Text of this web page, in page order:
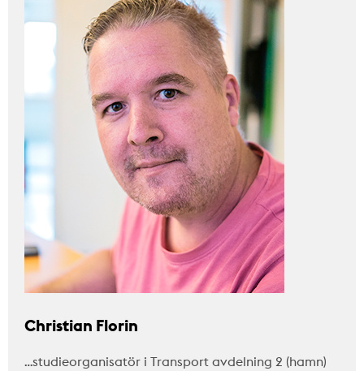
Christian Florin
…studieorganisatör i Transport avdelning 2 (hamn)